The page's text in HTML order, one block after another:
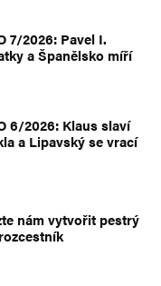
7/2026: Pavel I.
a Španělsko míří
6/2026: Klaus slaví
a Lipavský se vrací
nám vytvořit pestrý